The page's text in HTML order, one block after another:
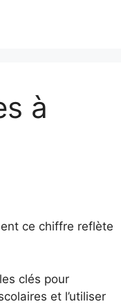
à
ce chiffre reflète
clés pour
et l’utiliser